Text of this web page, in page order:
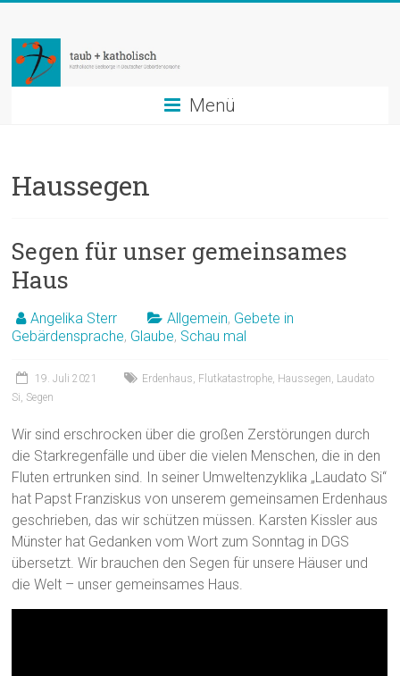
springen
taub
+
katholisch
in
Menü
Haussegen
Segen für unser gemeinsames
Haus
Angelika Sterr Allgemein, Gebete in
Gebärdensprache, Glaube, Schau mal
19. Juli 2021 Erdenhaus Flutkatastrophe Haussegen Laudato
Si Segen
Wir sind erschrocken über die großen Zerstörungen durch
die Starkregenfälle und über die vielen Menschen, die in den
Fluten ertrunken sind. In seiner Umweltenzyklika „Laudato Si“
hat Papst Franziskus von unserem gemeinsamen Erdenhaus
geschrieben, das wir schützen müssen. Karsten Kissler aus
Münster hat Gedanken vom Wort zum Sonntag in DGS
übersetzt. Wir brauchen den Segen für unsere Häuser und
die Welt – unser gemeinsames Haus.